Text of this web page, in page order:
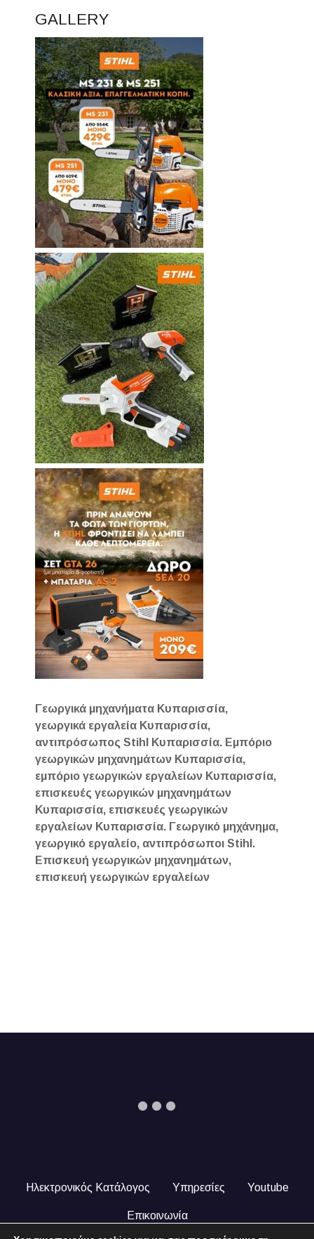
GALLERY
Γεωργικά μηχανήματα Κυπαρισσία,
γεωργικά εργαλεία Κυπαρισσία,
αντιπρόσωπος Stihl Κυπαρισσία. Εμπόριο
γεωργικών μηχανημάτων Κυπαρισσία,
εμπόριο γεωργικών εργαλείων Κυπαρισσία,
επισκευές γεωργικών μηχανημάτων
Κυπαρισσία, επισκευές γεωργικών
εργαλείων Κυπαρισσία. Γεωργικό μηχάνημα,
γεωργικό εργαλείο, αντιπρόσωποι Stihl.
Επισκευή γεωργικών μηχανημάτων,
επισκευή γεωργικών εργαλείων
Ηλεκτρονικός Κατάλογος Υπηρεσίες Youtube
Επικοινωνία